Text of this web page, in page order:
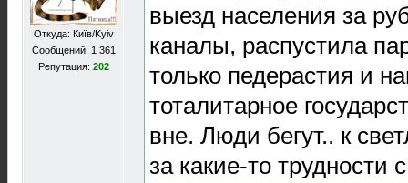
Откуда: Київ/Kyiv
Сообщений: 1 361
Репутация: 202
выезд населения за
каналы, распустила
только педерастия и
тоталитарное
вне. Люди бегут.. к
за какие-то трудности